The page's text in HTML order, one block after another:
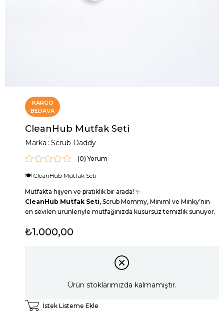
KARGO
BEDAVA
CleanHub Mutfak Seti
Marka : Scrub Daddy
(0)
🍽️ CleanHub Mutfak Seti
Mutfakta hijyen ve pratiklik bir arada! ✨
CleanHub Mutfak Seti, Scrub Mommy, Miniml ve Minky’nin
en sevilen ürünleriyle mutfağınızda kusursuz temizlik sunuyor.
₺1.000,00
Ürün stoklarımızda kalmamıştır.
İstek Listeme Ekle